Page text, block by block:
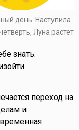
день. Наступила
Луна растет
знать.
переход на
и